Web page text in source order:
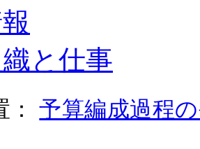
と仕事
：予算編成過程